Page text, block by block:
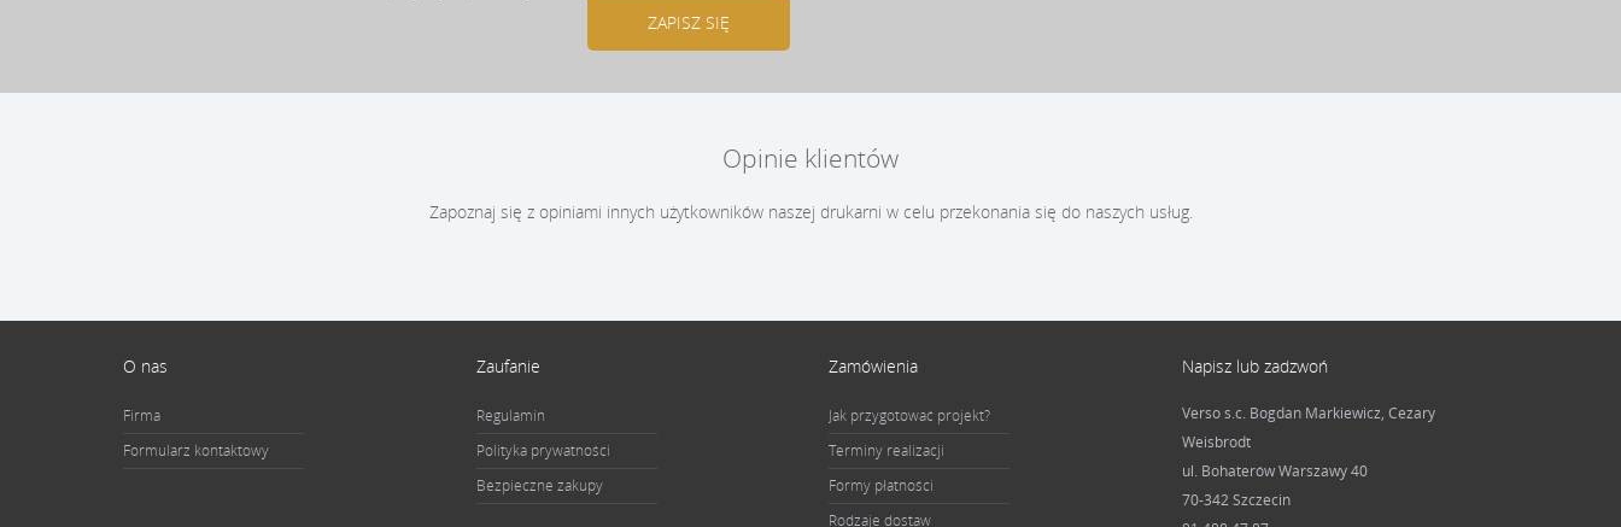
Opinie klientów
Zapoznaj się z opiniami innych użytkowników naszej drukarni w celu przekonania się do naszych usług.
O nas
Firma
Formularz kontaktowy
Zaufanie
Regulamin
Polityka prywatności
Bezpieczne zakupy
Zamówienia
Jak przygotować projekt?
Terminy realizacji
Formy płatności
Rodzaje dostaw
Napisz lub zadzwoń
Verso s.c. Bogdan Markiewicz, Cezary
Weisbrodt
ul. Bohaterów Warszawy 40
70-342 Szczecin